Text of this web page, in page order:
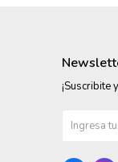
¡Suscribite